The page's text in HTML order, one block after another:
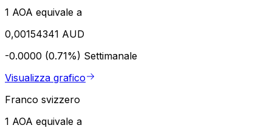
1 AOA equivale a
0,00154341 AUD
-0.0000 (0.71%) Settimanale
Visualizza grafico
Franco svizzero
1 AOA equivale a